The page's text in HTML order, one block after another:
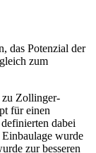
das Potenzial der
zum
zu Zollinger-
für einen
dabei
wurde
zur besseren